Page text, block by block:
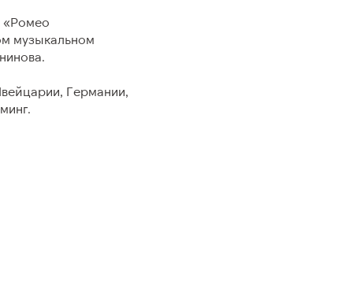
Фото для прессы
«Ромео
музыкальном
Германии,